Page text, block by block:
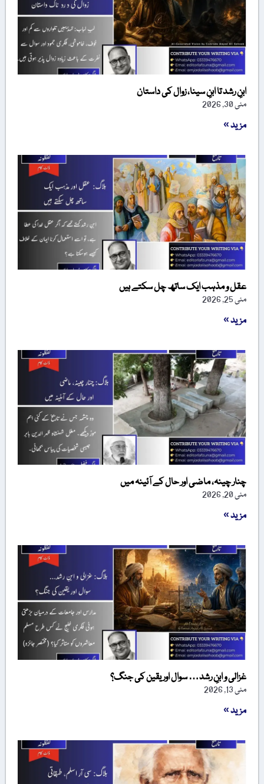
ابنِ رشد تا ابنِ سینا، زوال کی داستان
مئی 30, 2026
مزید »
عقل و مذہب ایک ساتھ چل سکتے ہیں
مئی 25, 2026
مزید »
چنار چینہ، ماضی اور حال کے آئینہ میں
مئی 20, 2026
مزید »
غزالی و ابنِ رشد… سوال اور یقین کی جنگ؟
مئی 13, 2026
مزید »